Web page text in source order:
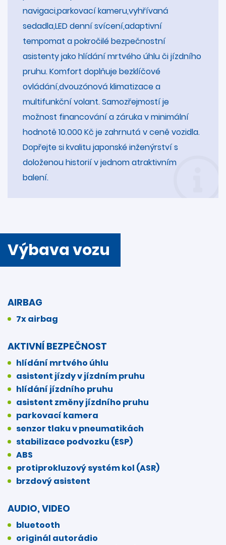
navigaci,parkovací kameru,vyhřívaná
sedadla,LED denní svícení,adaptivní
tempomat a pokročilé bezpečnostní
asistenty jako hlídání mrtvého úhlu či jízdního
pruhu. Komfort doplňuje bezklíčové
ovládání,dvouzónová klimatizace a
multifunkční volant. Samozřejmostí je
možnost financování a záruka v minimální
hodnotě 10.000 Kč je zahrnutá v ceně vozidla.
Dopřejte si kvalitu japonské inženýrství s
doloženou historií v jednom atraktivním
balení.
Výbava vozu
AIRBAG
7x airbag
AKTIVNÍ BEZPEČNOST
hlídání mrtvého úhlu
asistent jízdy v jízdním pruhu
hlídání jízdního pruhu
asistent změny jízdního pruhu
parkovací kamera
senzor tlaku v pneumatikách
stabilizace podvozku (ESP)
ABS
protiprokluzový systém kol (ASR)
brzdový asistent
AUDIO, VIDEO
bluetooth
originál autorádio